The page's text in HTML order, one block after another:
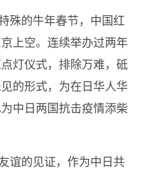
殊的牛年春节，中国红
上空。连续举办过两年
灯仪式，排除万难，砥
的形式，为在日华人华
中日两国抗击疫情添柴
谊的见证，作为中日共